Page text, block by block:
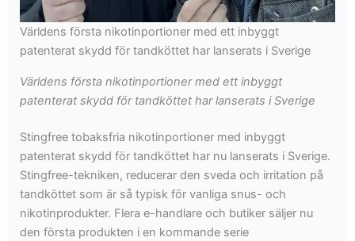
Världens första nikotinportioner med ett inbyggt
patenterat skydd för tandköttet har lanserats i Sverige
Världens första nikotinportioner med ett inbyggt
patenterat skydd för tandköttet har lanserats i Sverige
Stingfree tobaksfria nikotinportioner med inbyggt
patenterat skydd för tandköttet har nu lanserats i Sverige.
Stingfree-tekniken, reducerar den sveda och irritation på
tandköttet som är så typisk för vanliga snus- och
nikotinprodukter. Flera e-handlare och butiker säljer nu
den första produkten i en kommande serie